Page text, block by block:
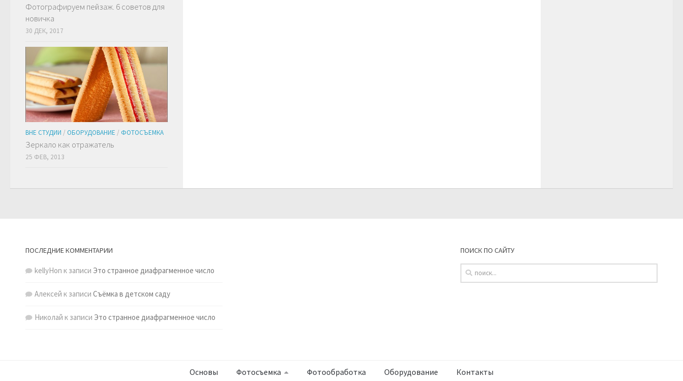
Фотографируем пейзаж. 6 советов для
новичка
30 ДЕК, 2017
ВНЕ СТУДИИ / ОБОРУДОВАНИЕ / ФОТОСЪЕМКА
Зеркало как отражатель
25 ФЕВ, 2013
ПОСЛЕДНИЕ КОММЕНТАРИИ
kellyHon к записи Это странное диафрагменное число
Алексей к записи Съёмка в детском саду
Николай к записи Это странное диафрагменное число
ПОИСК ПО САЙТУ
Основы Фотосъемка Фотообработка Оборудование Контакты